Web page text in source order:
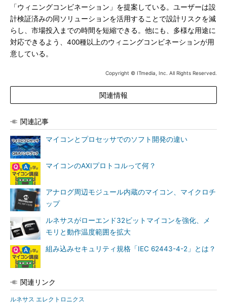
「ウィニングコンビネーション」を提案している。ユーザーは設
計検証済みの同ソリューションを活用することで設計リスクを減
らし、市場投入までの時間を短縮できる。他にも、多様な用途に
対応できるよう、400種以上のウィニングコンビネーションが用
意している。
Copyright © ITmedia, Inc. All Rights Reserved.
関連情報
関連記事
マイコンとプロセッサでのソフト開発の違い
マイコンのAXIプロトコルって何？
アナログ周辺モジュール内蔵のマイコン、マイクロチ
ップ
ルネサスがローエンド32ビットマイコンを強化、メ
モリと動作温度範囲を拡大
組み込みセキュリティ規格「IEC 62443-4-2」とは？
関連リンク
ルネサス エレクトロニクス